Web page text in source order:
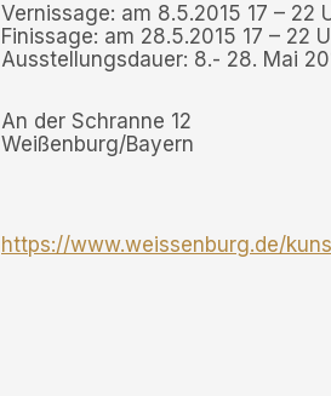
Vernissage: am 8.5.2015 17 – 22
Finissage: am 28.5.2015 17 – 22
Ausstellungsdauer: 8.- 28. Mai
An der Schranne 12
Weißenburg/Bayern
https://www.weissenburg.de/